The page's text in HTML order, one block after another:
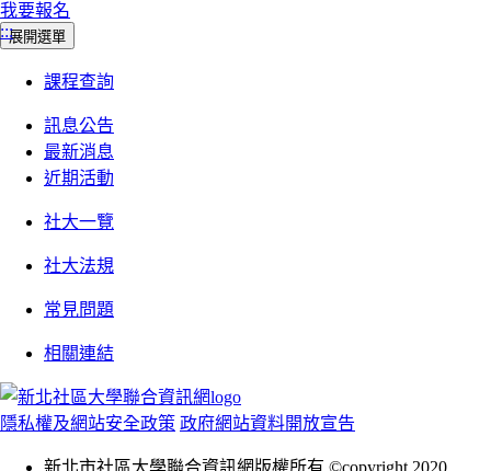
我要報名
:::展開選單
課程查詢
訊息公告
最新消息
近期活動
社大一覽
社大法規
常見問題
相關連結
隱私權及網站安全政策 政府網站資料開放宣告